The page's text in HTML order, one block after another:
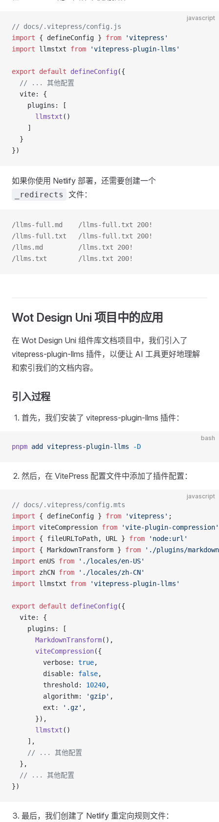
javascript
// docs/.vitepress/config.js
import { defineConfig } from 'vitepress'
import llmstxt from 'vitepress-plugin-llms'
export default defineConfig ({
  // ... 其他配置
  vite: {
    plugins: [
      llmstxt
()
    ]
  }
})
如果你使用 Netlify 部署，还需要创建一个
_redirects 文件：
/llms-full.md    /llms-full.txt 200!
/llms-full.txt   /llms-full.txt 200!
/llms.md         /llms.txt 200!
/llms.txt        /llms.txt 200!
Wot Design Uni 项目中的应用
在 Wot Design Uni 组件库文档项目中，我们引入了
vitepress-plugin-llms 插件，以便让 AI 工具更好地理解
和索引我们的文档内容。
引入过程
首先，我们安装了 vitepress-plugin-llms 插件：
bash
pnpm add vitepress-plugin-llms -D
然后，在 VitePress 配置文件中添加了插件配置：
javascript
// docs/.vitepress/config.mts
import { defineConfig } from 'vitepress' ;
import viteCompression from 'vite-plugin-compression'
import { fileURLToPath, URL } from 'node:url'
import { MarkdownTransform } from './plugins/
import enUS from './locales/en-US'
import zhCN from './locales/zh-CN'
import llmstxt from 'vitepress-plugin-llms'
export default defineConfig ({
  vite: {
    plugins: [
      MarkdownTransform
(),
      viteCompression
({
        verbose:
true,
        disable:
false,
        threshold:
10240,
        algorithm:
'gzip' ,
        ext:
'.gz' ,
      }),
      llmstxt
()
    ],
    // ... 其他配置
  },
  // ... 其他配置
})
最后，我们创建了 Netlify 重定向规则文件：